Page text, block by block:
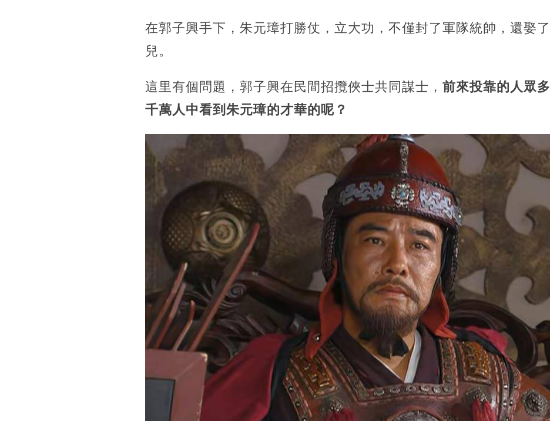
在郭子興手下，朱元璋打勝仗，立大功，不僅封了軍隊統帥，還娶
兒。
這里有個問題，郭子興在民間招攬俠士共同謀士， 前來投靠的人眾
千萬人中看到朱元璋的才華的呢？